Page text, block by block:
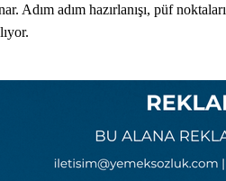
. Adım adım hazırlanışı, püf noktaları